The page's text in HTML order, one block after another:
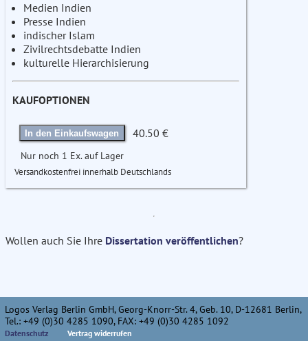
Medien Indien
Presse Indien
indischer Islam
Zivilrechtsdebatte Indien
kulturelle Hierarchisierung
KAUFOPTIONEN
In den Einkaufswagen 40.50 €
Nur noch 1 Ex. auf Lager
Versandkostenfrei innerhalb Deutschlands
Wollen auch Sie Ihre Dissertation veröffentlichen?
Logos Verlag Berlin GmbH, Georg-Knorr-Str. 4, Geb. 10, D-12681 Berlin,
Tel.: +49 (0)30 4285 1090, FAX: +49 (0)30 4285 1092
Datenschutz Vertrag widerrufen